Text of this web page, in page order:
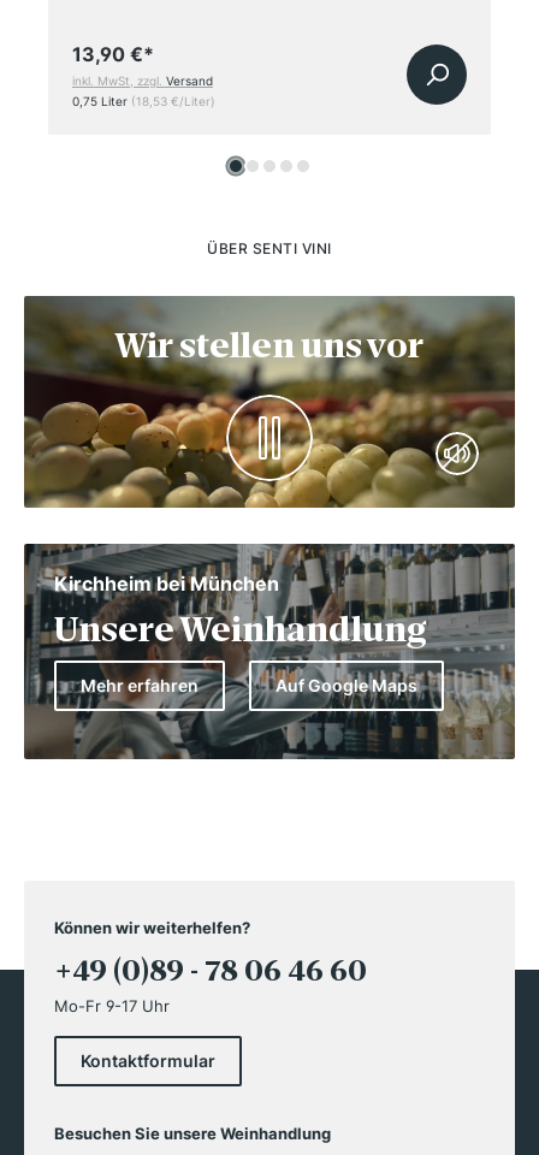
13,90 €*
inkl. MwSt, zzgl. Versand
0,75 Liter (18,53 €/Liter)
ÜBER SENTI VINI
Wir stellen uns vor
Kirchheim bei München
Unsere Weinhandlung
Mehr erfahren Auf Google Maps
Können wir weiterhelfen?
+49 (0)89 - 78 06 46 60
Mo-Fr 9-17 Uhr
Kontaktformular
Besuchen Sie unsere Weinhandlung